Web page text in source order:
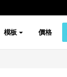
模板 價格